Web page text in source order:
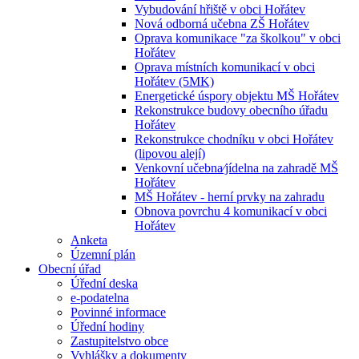
Vybudování hřiště v obci Hořátev
Nová odborná učebna ZŠ Hořátev
Oprava komunikace "za školkou" v obci
Hořátev
Oprava místních komunikací v obci
Hořátev (5MK)
Energetické úspory objektu MŠ Hořátev
Rekonstrukce budovy obecního úřadu
Hořátev
Rekonstrukce chodníku v obci Hořátev
(lipovou alejí)
Venkovní učebna⁄jídelna na zahradě MŠ
Hořátev
MŠ Hořátev - herní prvky na zahradu
Obnova povrchu 4 komunikací v obci
Hořátev
Anketa
Územní plán
Obecní úřad
Úřední deska
e-podatelna
Povinné informace
Úřední hodiny
Zastupitelstvo obce
Vyhlášky a dokumenty